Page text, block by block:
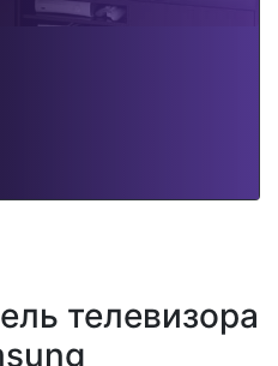
телевизора